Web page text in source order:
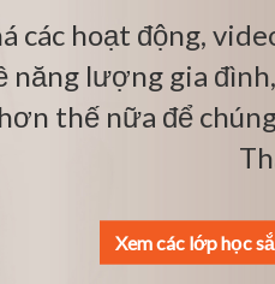
các hoạt động,
năng lượng gia
thế nữa để
Xem các lớp học